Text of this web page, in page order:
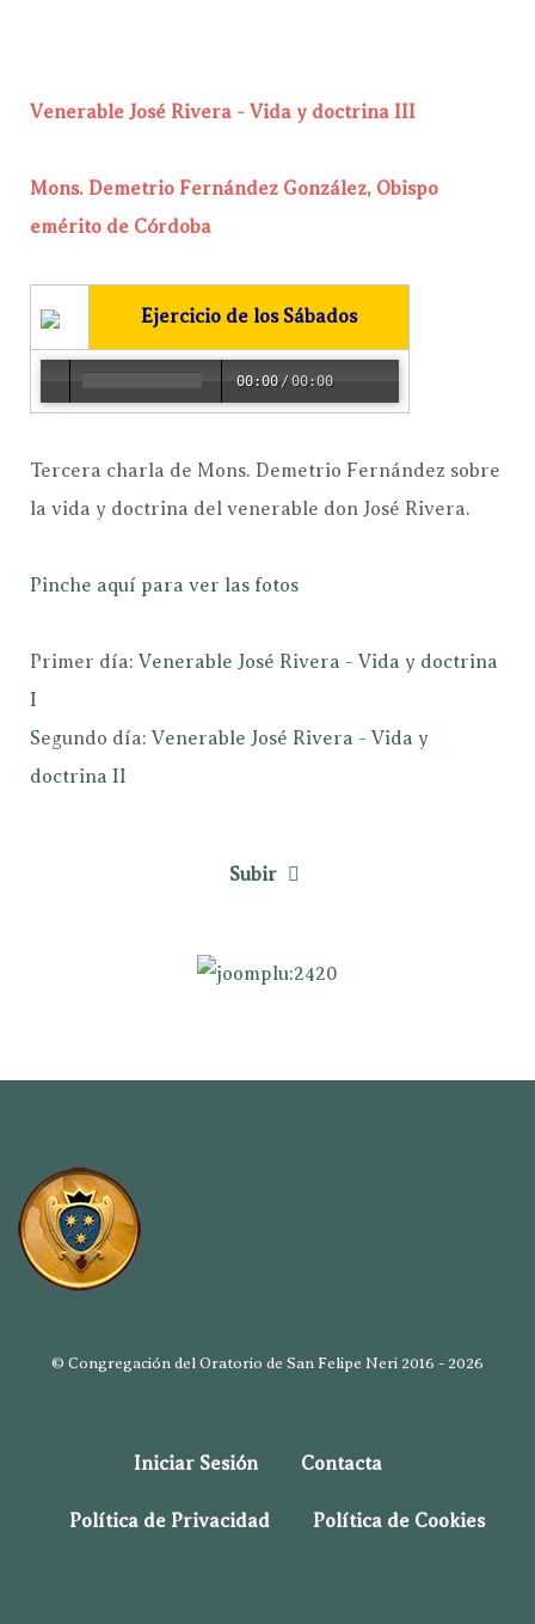
Venerable José Rivera - Vida y doctrina III
Mons. Demetrio Fernández González, Obispo
emérito de Córdoba
Ejercicio de los Sábados
00:00 /00:00
Tercera charla de Mons. Demetrio Fernández sobre
la vida y doctrina del venerable don José Rivera.
Pinche aquí para ver las fotos
Primer día: Venerable José Rivera - Vida y doctrina
I
Segundo día: Venerable José Rivera - Vida y
doctrina II
Subir
© Congregación del Oratorio de San Felipe Neri 2016 - 2026
Iniciar Sesión Contacta
Política de Privacidad Política de Cookies